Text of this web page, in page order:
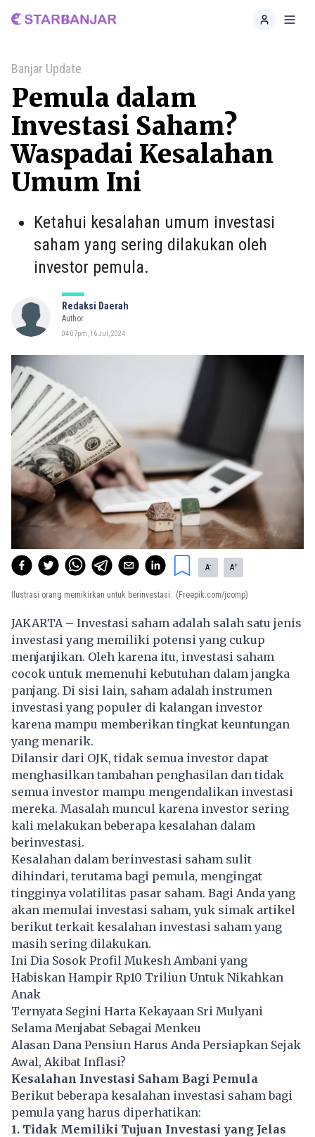
Home
Banjar Update
Pemula dalam
Investasi Saham?
Waspadai Kesalahan
Umum Ini
Ketahui kesalahan umum investasi
saham yang sering dilakukan oleh
investor pemula.
Redaksi Daerah
Author
04:07pm, 16 Jul, 2024
A- A+
Ilustrasi orang memikirkan untuk berinvestasi. (Freepik.com/jcomp)
JAKARTA – Investasi saham adalah salah satu jenis
investasi yang memiliki potensi yang cukup
menjanjikan. Oleh karena itu, investasi saham
cocok untuk memenuhi kebutuhan dalam jangka
panjang. Di sisi lain, saham adalah instrumen
investasi yang populer di kalangan investor
karena mampu memberikan tingkat keuntungan
yang menarik.
Dilansir dari OJK, tidak semua investor dapat
menghasilkan tambahan penghasilan dan tidak
semua investor mampu mengendalikan investasi
mereka. Masalah muncul karena investor sering
kali melakukan beberapa kesalahan dalam
berinvestasi.
Kesalahan dalam berinvestasi saham sulit
dihindari, terutama bagi pemula, mengingat
tingginya volatilitas pasar saham. Bagi Anda yang
akan memulai investasi saham, yuk simak artikel
berikut terkait kesalahan investasi saham yang
masih sering dilakukan.
Ini Dia Sosok Profil Mukesh Ambani yang
Habiskan Hampir Rp10 Triliun Untuk Nikahkan
Anak
Ternyata Segini Harta Kekayaan Sri Mulyani
Selama Menjabat Sebagai Menkeu
Alasan Dana Pensiun Harus Anda Persiapkan Sejak
Awal, Akibat Inflasi?
Kesalahan Investasi Saham Bagi Pemula
Berikut beberapa kesalahan investasi saham bagi
pemula yang harus diperhatikan:
1. Tidak Memiliki Tujuan Investasi yang Jelas